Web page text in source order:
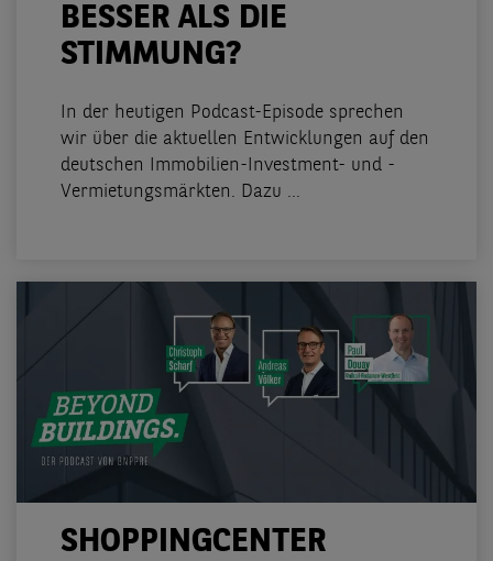
BESSER ALS DIE
STIMMUNG?
In der heutigen Podcast-Episode sprechen
wir über die aktuellen Entwicklungen auf den
deutschen Immobilien-Investment- und -
Vermietungsmärkten. Dazu ...
SHOPPINGCENTER